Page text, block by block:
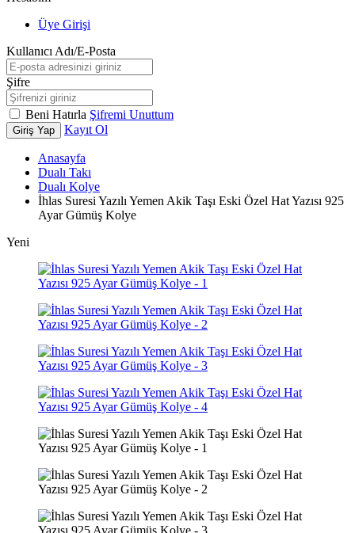
Üye Girişi
Kullanıcı Adı/E-Posta
Şifre
Beni Hatırla Şifremi Unuttum
Giriş Yap Kayıt Ol
Anasayfa
Dualı Takı
Dualı Kolye
İhlas Suresi Yazılı Yemen Akik Taşı Eski Özel Hat Yazısı 925
Ayar Gümüş Kolye
Yeni